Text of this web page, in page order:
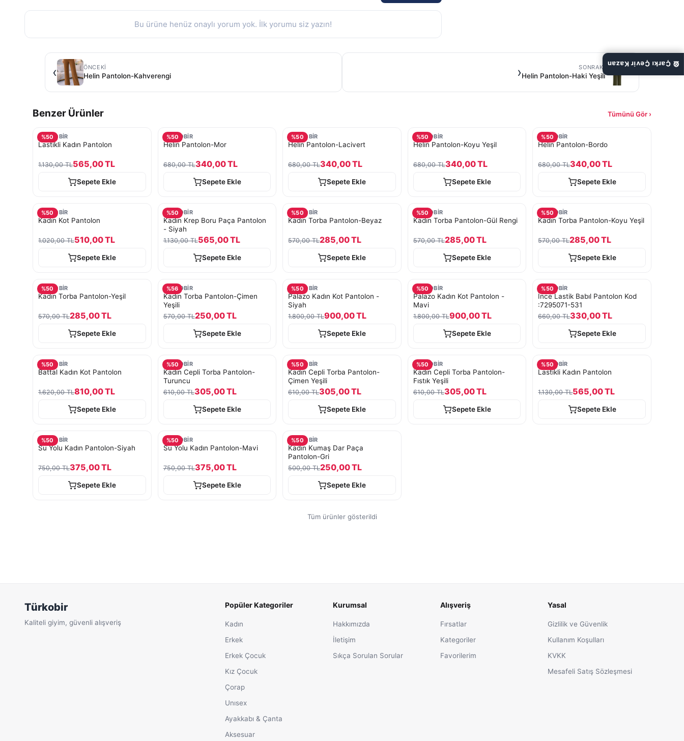
Bu ürüne henüz onaylı yorum yok. İlk yorumu siz yazın!
‹ ÖNCEKI
Helin Pantolon-Kahverengi
SONRAKI
Helin Pantolon-Haki Yeşili
›
Benzer Ürünler Tümünü Gör ›
%50
TURKOBİR
Lastikli Kadın Pantolon
1.130,00 TL565,00 TL
Sepete Ekle
%50
TURKOBİR
Helin Pantolon-Mor
680,00 TL340,00 TL
Sepete Ekle
%50
TURKOBİR
Helin Pantolon-Lacivert
680,00 TL340,00 TL
Sepete Ekle
%50
TURKOBİR
Helin Pantolon-Koyu Yeşil
680,00 TL340,00 TL
Sepete Ekle
%50
TURKOBİR
Helin Pantolon-Bordo
680,00 TL340,00 TL
Sepete Ekle
%50
TURKOBİR
Kadın Kot Pantolon
1.020,00 TL510,00 TL
Sepete Ekle
%50
TURKOBİR
Kadın Krep Boru Paça Pantolon
- Siyah
1.130,00 TL565,00 TL
Sepete Ekle
%50
TURKOBİR
Kadın Torba Pantolon-Beyaz
570,00 TL285,00 TL
Sepete Ekle
%50
TURKOBİR
Kadın Torba Pantolon-Gül Rengi
570,00 TL285,00 TL
Sepete Ekle
%50
TURKOBİR
Kadın Torba Pantolon-Koyu Yeşil
570,00 TL285,00 TL
Sepete Ekle
%50
TURKOBİR
Kadın Torba Pantolon-Yeşil
570,00 TL285,00 TL
Sepete Ekle
%56
TURKOBİR
Kadın Torba Pantolon-Çimen
Yeşili
570,00 TL250,00 TL
Sepete Ekle
%50
TURKOBİR
Palazo Kadın Kot Pantolon -
Siyah
1.800,00 TL900,00 TL
Sepete Ekle
%50
TURKOBİR
Palazo Kadın Kot Pantolon -
Mavi
1.800,00 TL900,00 TL
Sepete Ekle
%50
TURKOBİR
İnce Lastik Babıl Pantolon Kod
:7295071-531
660,00 TL330,00 TL
Sepete Ekle
%50
TURKOBİR
Battal Kadın Kot Pantolon
1.620,00 TL810,00 TL
Sepete Ekle
%50
TURKOBİR
Kadın Cepli Torba Pantolon-
Turuncu
610,00 TL305,00 TL
Sepete Ekle
%50
TURKOBİR
Kadın Cepli Torba Pantolon-
Çimen Yeşili
610,00 TL305,00 TL
Sepete Ekle
%50
TURKOBİR
Kadın Cepli Torba Pantolon-
Fıstık Yeşili
610,00 TL305,00 TL
Sepete Ekle
%50
TURKOBİR
Lastikli Kadın Pantolon
1.130,00 TL565,00 TL
Sepete Ekle
%50
TURKOBİR
Su Yolu Kadın Pantolon-Siyah
750,00 TL375,00 TL
Sepete Ekle
%50
TURKOBİR
Su Yolu Kadın Pantolon-Mavi
750,00 TL375,00 TL
Sepete Ekle
%50
TURKOBİR
Kadın Kumaş Dar Paça
Pantolon-Gri
500,00 TL250,00 TL
Sepete Ekle
Tüm ürünler gösterildi
Türkobir
Kaliteli giyim, güvenli alışveriş
Popüler Kategoriler
Kadın
Erkek
Erkek Çocuk
Kız Çocuk
Çorap
Unısex
Ayakkabı & Çanta
Aksesuar
Kurumsal
Hakkımızda
İletişim
Sıkça Sorulan Sorular
Alışveriş
Fırsatlar
Kategoriler
Favorilerim
Yasal
Gizlilik ve Güvenlik
Kullanım Koşulları
KVKK
Mesafeli Satış Sözleşmesi
🎡 Çarkı Çevir Kazan